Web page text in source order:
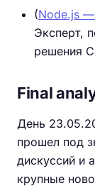
(Node.js —
Эксперт,
решения
Final
День
прошел под
дискуссий и
крупные